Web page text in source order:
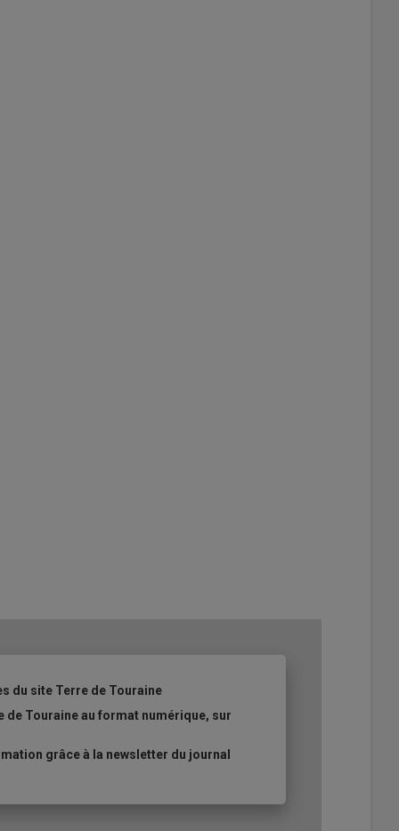
du site Terre de Touraine
de Touraine au format numérique, sur
grâce à la newsletter du journal